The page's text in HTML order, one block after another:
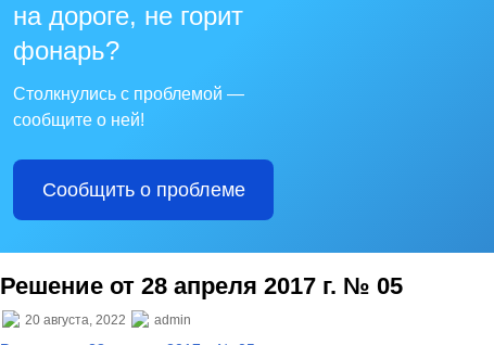
на дороге, не горит
фонарь?
Столкнулись с проблемой —
сообщите о ней!
Сообщить о проблеме
Решение от 28 апреля 2017 г. № 05
20 августа, 2022 admin